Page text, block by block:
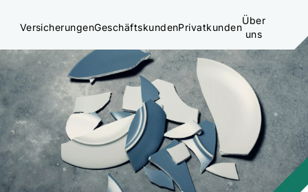
VersicherungenGeschäftskundenPrivatkunden
Über
uns